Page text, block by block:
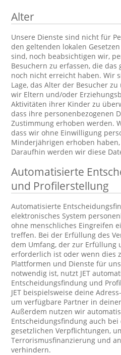
Alter
Unsere Dienste sind nicht für
den geltenden lokalen
sind, noch beabsichtigen wir,
Besuchern zu erfassen, die
noch nicht erreicht haben. Wir
Lage, das Alter der Besucher
wir Eltern und/oder
Aktivitäten ihrer Kinder zu
dass ihre personenbezogenen
Zustimmung erhoben werden.
dass wir ohne Einwilligung
Minderjährigen erhoben
Daraufhin werden wir diese
Automatisierte
und Profilerstellung
Automatisierte
elektronisches System
ohne menschliches Eingreifen
treffen. Bei der Erfüllung des
dem Umfang, der zur Erfüllung
erforderlich ist oder wenn dies
Plattformen und Dienste für
notwendig ist, nutzt JET
Entscheidungsfindung und
JET beispielsweise deine
um verfügbare Partner in
Außerdem nutzen wir
Entscheidungsfindung auch
gesetzlichen Verpflichtungen,
Terrorismusfinanzierung und
verhindern.